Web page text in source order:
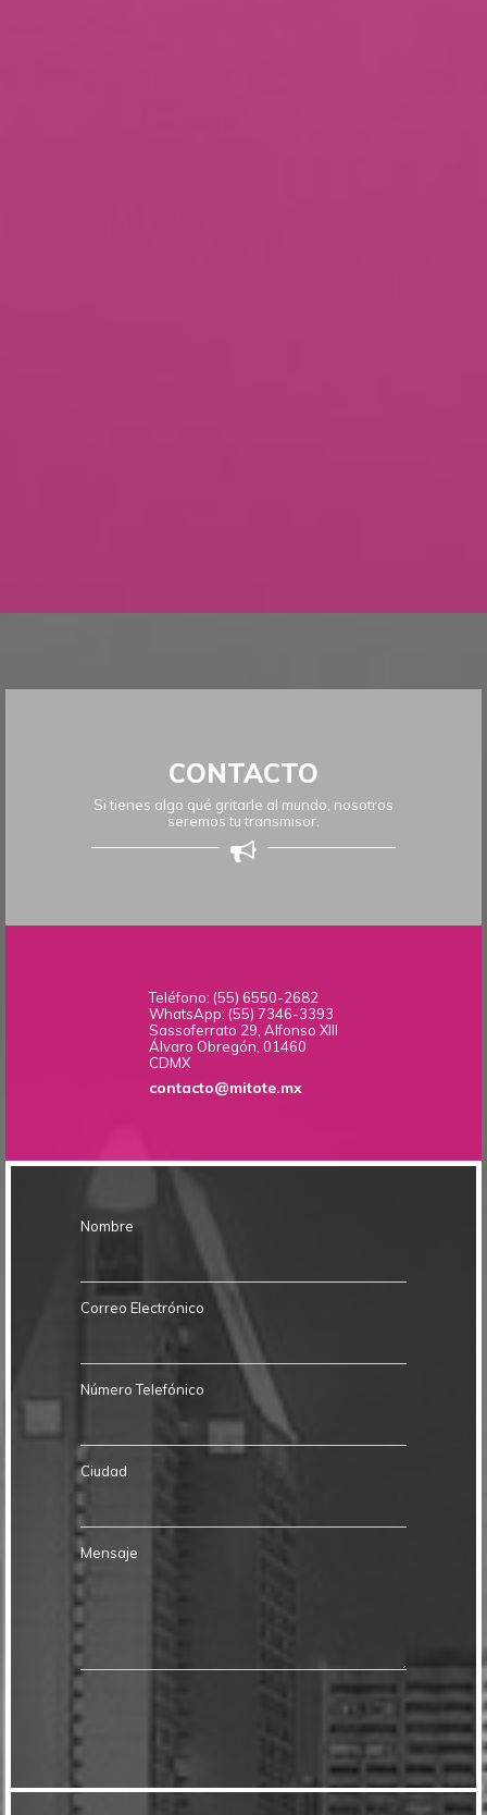
CONTACTO
Si tienes algo qué gritarle al mundo, nosotros
seremos tu transmisor.
Teléfono: (55) 6550-2682
WhatsApp: (55) 7346-3393
Sassoferrato 29, Alfonso XIII
Álvaro Obregón, 01460
CDMX
contacto@mitote.mx
Nombre
Correo Electrónico
Número Telefónico
Ciudad
Mensaje